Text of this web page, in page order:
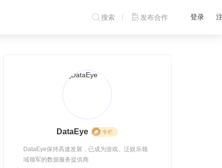
搜索 发布合作 登录
DataEye 专栏
DataEye保持高速发展，已成为游戏、泛娱乐领
域领军的数据服务提供商